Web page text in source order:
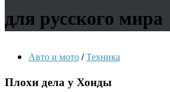
для русского мира
Авто и мото/Техника
Плохи дела у Хонды